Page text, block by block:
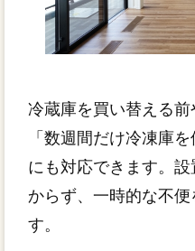
冷蔵庫を買い替える前
「数週間だけ冷凍庫
にも対応できます。
からず、一時的な不
す。